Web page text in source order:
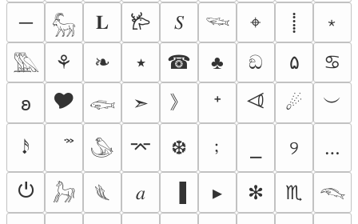
─
𓃵 𝐋 𐂂 𝑆 𓆝 ⌖ ⸽
﹡
𓅔
⚘ ❧ ٭ ☎ ♣ ඞ ۵
♋︎
𐐪
🎔 𓆟 ➣ 》 ⁺ ⏿ ☄
︶
𝆺𝅥𝅯
𓅇 ⌤ ❆ ﹔ ୨
…
⏻
𓃗 𓆰 𝑎 ▸ ✻ ♏︎
𓆞